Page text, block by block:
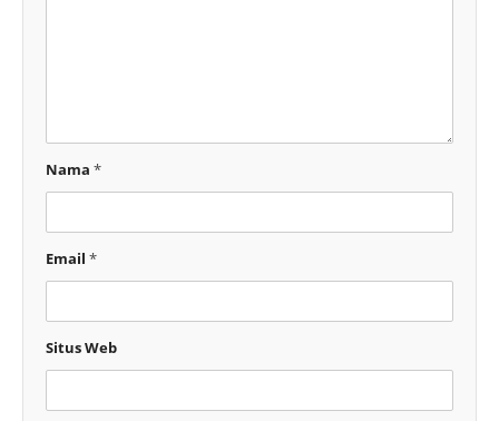
Nama *
Email *
Situs Web